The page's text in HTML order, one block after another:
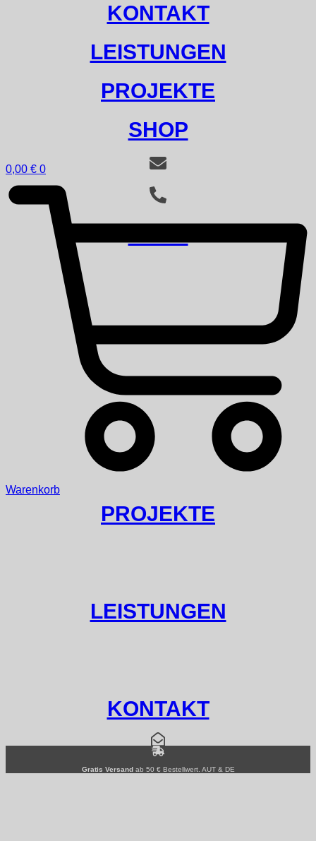
KONTAKT
LEISTUNGEN
PROJEKTE
SHOP
0,00 € 0
Warenkorb
PROJEKTE
LEISTUNGEN
KONTAKT
Gratis Versandab 50 € Bestellwert. AUT & DE